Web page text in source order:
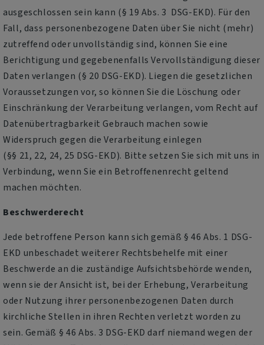
ausgeschlossen sein kann (§ 19 Abs. 3 DSG-EKD). Für den
Fall, dass personenbezogene Daten über Sie nicht (mehr)
zutreffend oder unvollständig sind, können Sie eine
Berichtigung und gegebenenfalls Vervollständigung dieser
Daten verlangen (§ 20 DSG-EKD). Liegen die gesetzlichen
Voraussetzungen vor, so können Sie die Löschung oder
Einschränkung der Verarbeitung verlangen, vom Recht auf
Datenübertragbarkeit Gebrauch machen sowie
Widerspruch gegen die Verarbeitung einlegen
(§§ 21, 22, 24, 25 DSG-EKD). Bitte setzen Sie sich mit uns in
Verbindung, wenn Sie ein Betroffenenrecht geltend
machen möchten.
Beschwerderecht
Jede betroffene Person kann sich gemäß § 46 Abs. 1 DSG-
EKD unbeschadet weiterer Rechtsbehelfe mit einer
Beschwerde an die zuständige Aufsichtsbehörde wenden,
wenn sie der Ansicht ist, bei der Erhebung, Verarbeitung
oder Nutzung ihrer personenbezogenen Daten durch
kirchliche Stellen in ihren Rechten verletzt worden zu
sein. Gemäß § 46 Abs. 3 DSG-EKD darf niemand wegen der